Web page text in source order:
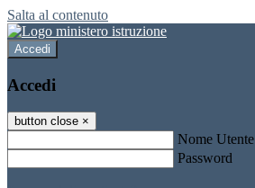
Salta al contenuto
Accedi
Accedi
button close ×
Nome Utente
Password